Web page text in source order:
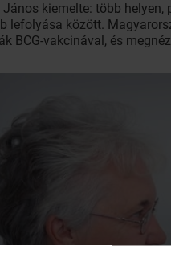
János kiemelte: több
lefolyása között.
BCG-vakcinával, és